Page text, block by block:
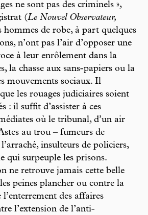
ne sont pas des criminels »,
(Le Nouvel Observateur,
hommes de robe, à part quelques
n’ont pas l’air d’opposer une
à leur enrôlement dans la
la chasse aux sans-papiers ou la
mouvements sociaux. Il
les rouages judiciaires soient
: il suffit d’assister à ces
où le tribunal, d’un air
au trou – fumeurs de
insulteurs de policiers,
qui surpeuple les prisons.
ne retrouve jamais cette belle
peines plancher ou contre la
des affaires
l’extension de l’anti-